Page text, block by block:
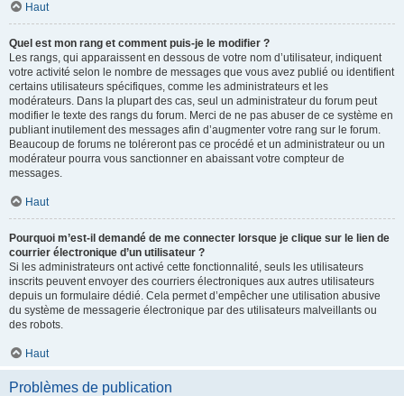
Haut
Quel est mon rang et comment puis-je le modifier ?
Les rangs, qui apparaissent en dessous de votre nom d’utilisateur, indiquent
votre activité selon le nombre de messages que vous avez publié ou identifient
certains utilisateurs spécifiques, comme les administrateurs et les
modérateurs. Dans la plupart des cas, seul un administrateur du forum peut
modifier le texte des rangs du forum. Merci de ne pas abuser de ce système en
publiant inutilement des messages afin d’augmenter votre rang sur le forum.
Beaucoup de forums ne toléreront pas ce procédé et un administrateur ou un
modérateur pourra vous sanctionner en abaissant votre compteur de
messages.
Haut
Pourquoi m’est-il demandé de me connecter lorsque je clique sur le lien de
courrier électronique d’un utilisateur ?
Si les administrateurs ont activé cette fonctionnalité, seuls les utilisateurs
inscrits peuvent envoyer des courriers électroniques aux autres utilisateurs
depuis un formulaire dédié. Cela permet d’empêcher une utilisation abusive
du système de messagerie électronique par des utilisateurs malveillants ou
des robots.
Haut
Problèmes de publication